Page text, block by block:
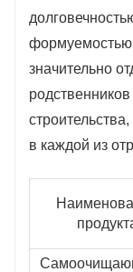
значительно
в каждой из